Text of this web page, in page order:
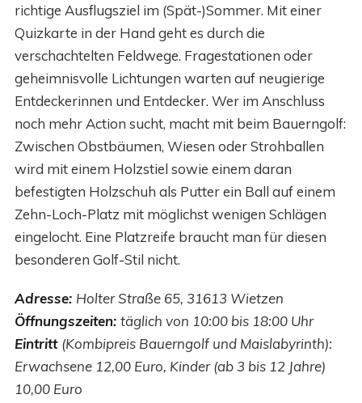
richtige Ausflugsziel im (Spät-)Sommer. Mit einer
Quizkarte in der Hand geht es durch die
verschachtelten Feldwege. Fragestationen oder
geheimnisvolle Lichtungen warten auf neugierige
Entdeckerinnen und Entdecker. Wer im Anschluss
noch mehr Action sucht, macht mit beim Bauerngolf:
Zwischen Obstbäumen, Wiesen oder Strohballen
wird mit einem Holzstiel sowie einem daran
befestigten Holzschuh als Putter ein Ball auf einem
Zehn-Loch-Platz mit möglichst wenigen Schlägen
eingelocht. Eine Platzreife braucht man für diesen
besonderen Golf-Stil nicht.
Adresse: Holter Straße 65, 31613 Wietzen
Öffnungszeiten: täglich von 10:00 bis 18:00 Uhr
Eintritt (Kombipreis Bauerngolf und Maislabyrinth):
Erwachsene 12,00 Euro, Kinder (ab 3 bis 12 Jahre)
10,00 Euro